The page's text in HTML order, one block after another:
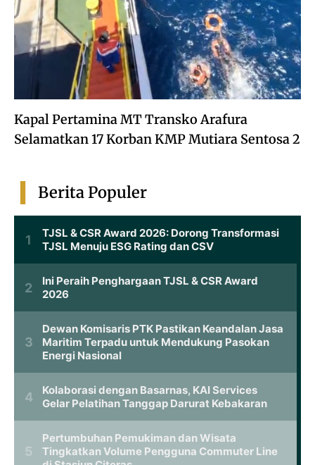
Kapal Pertamina MT Transko Arafura
Selamatkan 17 Korban KMP Mutiara Sentosa 2
Berita Populer